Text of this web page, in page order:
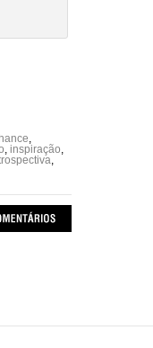
,
, inspiração,
,